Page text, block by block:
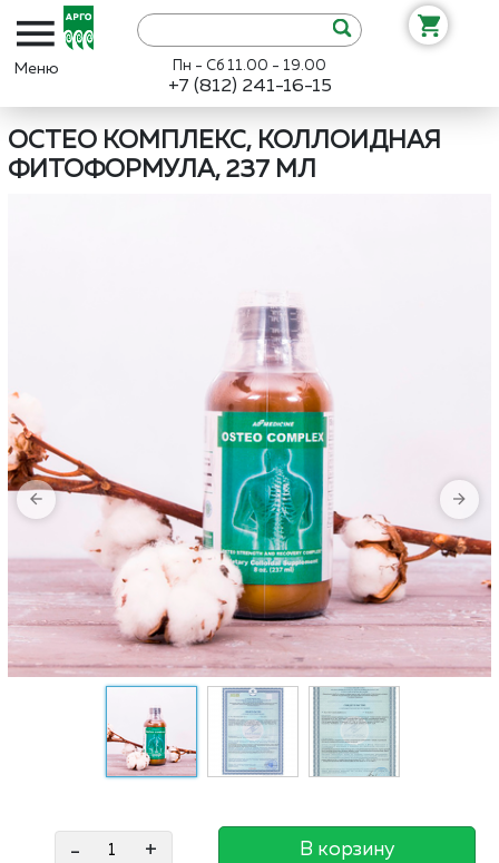
Пн - Сб 11.00 - 19.00
+7 (812) 241-16-15
ОСТЕО КОМПЛЕКС, КОЛЛОИДНАЯ
ФИТОФОРМУЛА, 237 МЛ
- + В корзину